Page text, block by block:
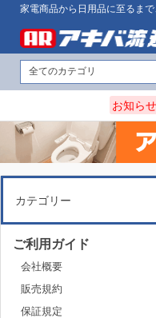
家電商品から日用品に至るま
お知らせ
カテゴリー
ご利用ガイド
会社概要
販売規約
保証規定